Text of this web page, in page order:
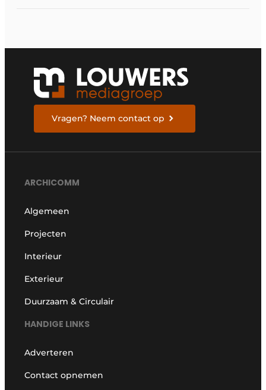
Vragen? Neem contact op
ARCHICOMM
Algemeen
Projecten
Interieur
Exterieur
Duurzaam & Circulair
HANDIGE LINKS
Adverteren
Contact opnemen